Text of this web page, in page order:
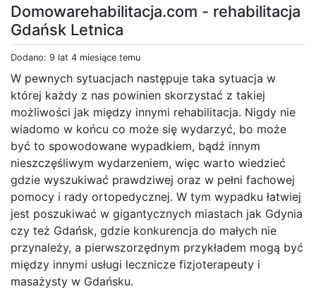
Domowarehabilitacja.com - rehabilitacja
Gdańsk Letnica
Dodano: 9 lat 4 miesiące temu
W pewnych sytuacjach następuje taka sytuacja w
której każdy z nas powinien skorzystać z takiej
możliwości jak między innymi rehabilitacja. Nigdy nie
wiadomo w końcu co może się wydarzyć, bo może
być to spowodowane wypadkiem, bądź innym
nieszczęśliwym wydarzeniem, więc warto wiedzieć
gdzie wyszukiwać prawdziwej oraz w pełni fachowej
pomocy i rady ortopedycznej. W tym wypadku łatwiej
jest poszukiwać w gigantycznych miastach jak Gdynia
czy też Gdańsk, gdzie konkurencja do małych nie
przynależy, a pierwszorzędnym przykładem mogą być
między innymi usługi lecznicze fizjoterapeuty i
masażysty w Gdańsku.